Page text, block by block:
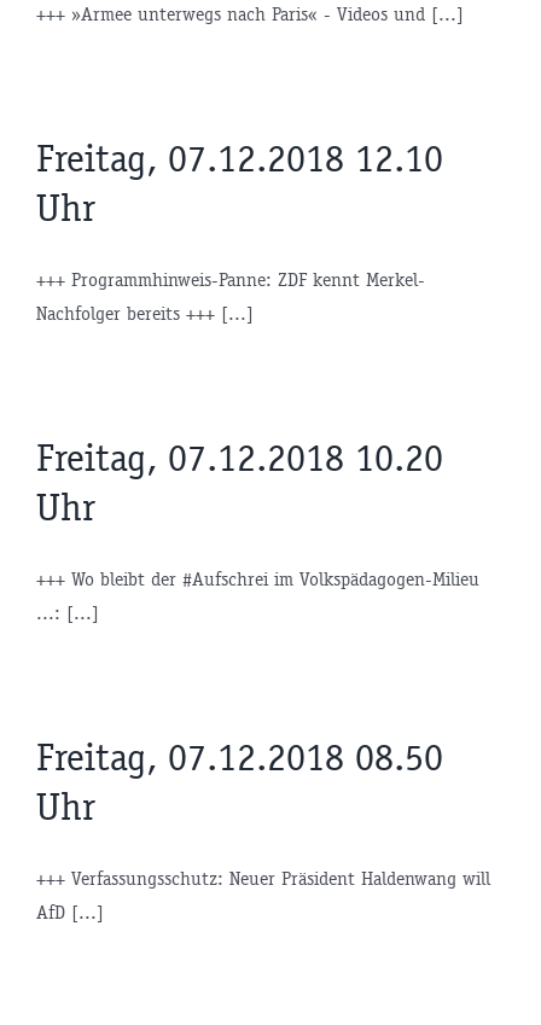
+++ »Armee unterwegs nach Paris« - Videos und [...]
Freitag, 07.12.2018 12.10
Uhr
+++ Programmhinweis-Panne: ZDF kennt Merkel-
Nachfolger bereits +++ [...]
Freitag, 07.12.2018 10.20
Uhr
+++ Wo bleibt der #Aufschrei im Volkspädagogen-Milieu
...: [...]
Freitag, 07.12.2018 08.50
Uhr
+++ Verfassungsschutz: Neuer Präsident Haldenwang will
AfD [...]